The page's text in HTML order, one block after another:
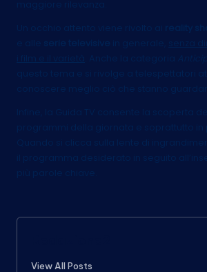
maggiore rilevanza.
Un occhio attento viene rivolto ai
reality
e alle
serie televisive in generale,
senza
i film e il varietà
. Anche la categoria
questo tema e si rivolge a telespettatori
conoscere meglio ciò che stanno
Infine, la Guida TV consente la scoperta
programmi della giornata e soprattutto in
Quando si clicca sulla lente di
il programma desiderato in seguito
più parole chiave.
View All Posts